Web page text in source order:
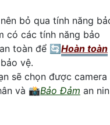
bỏ qua tính năng
có các tính năng bảo
toàn để 🔄Hoàn toàn
vệ.
sẽ chọn được camera
và 📸Bảo Đảm an